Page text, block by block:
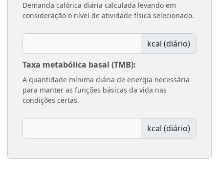
Demanda calórica diária calculada levando em
consideração o nível de atividade física selecionado.
kcal (diário)
Taxa metabólica basal (TMB):
A quantidade mínima diária de energia necessária
para manter as funções básicas da vida nas
condições certas.
kcal (diário)